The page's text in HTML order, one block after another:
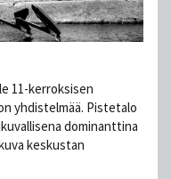
11-kerroksisen
yhdistelmää. Pistetalo
dominanttina
keskustan